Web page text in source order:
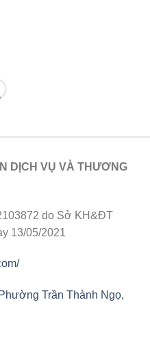
DỊCH VỤ VÀ THƯƠNG
do Sở KH&ĐT
13/05/2021
Trần Thành Ngọ,